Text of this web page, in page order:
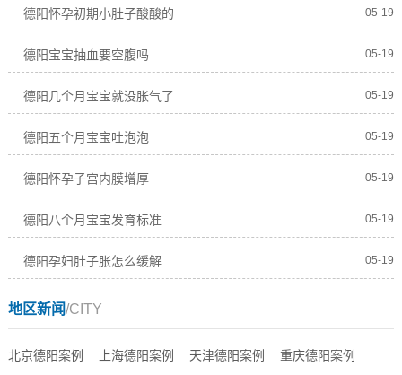
德阳怀孕初期小肚子酸酸的 05-19
德阳宝宝抽血要空腹吗 05-19
德阳几个月宝宝就没胀气了 05-19
德阳五个月宝宝吐泡泡 05-19
德阳怀孕子宫内膜增厚 05-19
德阳八个月宝宝发育标准 05-19
德阳孕妇肚子胀怎么缓解 05-19
地区新闻/CITY
北京德阳案例 上海德阳案例 天津德阳案例
重庆德阳案例